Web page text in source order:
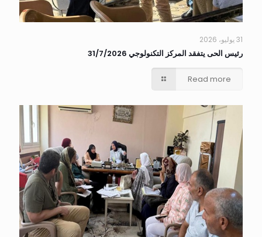
31 يوليو، 2026
رئيس الحى يتفقد المركز التكنولوجي 31/7/2026
Read more